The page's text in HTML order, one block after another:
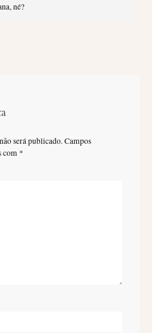
né?
será publicado.Campos
com *